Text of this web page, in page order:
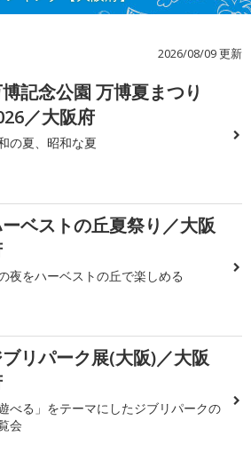
2026/08/09 更新
記念公園 万博夏まつり
／大阪府
の夏、昭和な夏
ベストの丘夏祭り／大阪
夜をハーベストの丘で楽しめる
リパーク展(大阪)／大阪
遊べる」をテーマにしたジブリパークの
会